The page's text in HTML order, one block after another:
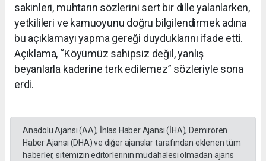
sakinleri, muhtarın sözlerini sert bir dille yalanlarken,
yetkilileri ve kamuoyunu doğru bilgilendirmek adına
bu açıklamayı yapma gereği duyduklarını ifade etti.
Açıklama, “Köyümüz sahipsiz değil, yanlış
beyanlarla kaderine terk edilemez” sözleriyle sona
erdi.
Anadolu Ajansı (AA), İhlas Haber Ajansı (İHA), Demirören
Haber Ajansı (DHA) ve diğer ajanslar tarafından eklenen tüm
haberler, sitemizin editörlerinin müdahalesi olmadan ajans